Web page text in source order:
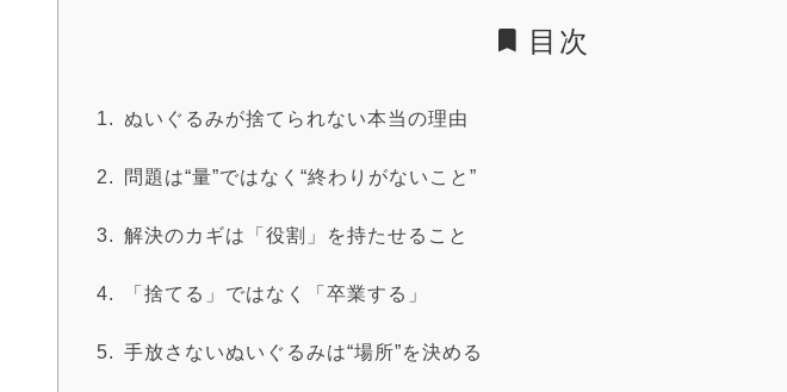
目次
ぬいぐるみが捨てられない本当の理由
問題は“量”ではなく“終わりがないこと”
解決のカギは「役割」を持たせること
「捨てる」ではなく「卒業する」
手放さないぬいぐるみは“場所”を決める